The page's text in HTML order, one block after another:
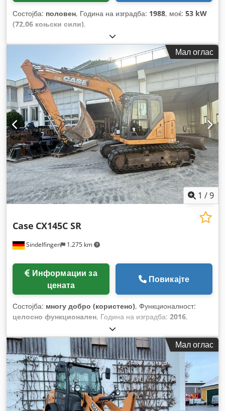
Состојба: половен, Година на изградба: 1988, моќ: 53 kW
(72,06 коњски сили),
Мал оглас
1 /9
Sindelfingen 1.275 km
Case CX145C SR
цената
Повикајте
Состојба: многу добро (користено), Функционалност:
целосно функционален, Година на изградба: 2016,
Мал оглас